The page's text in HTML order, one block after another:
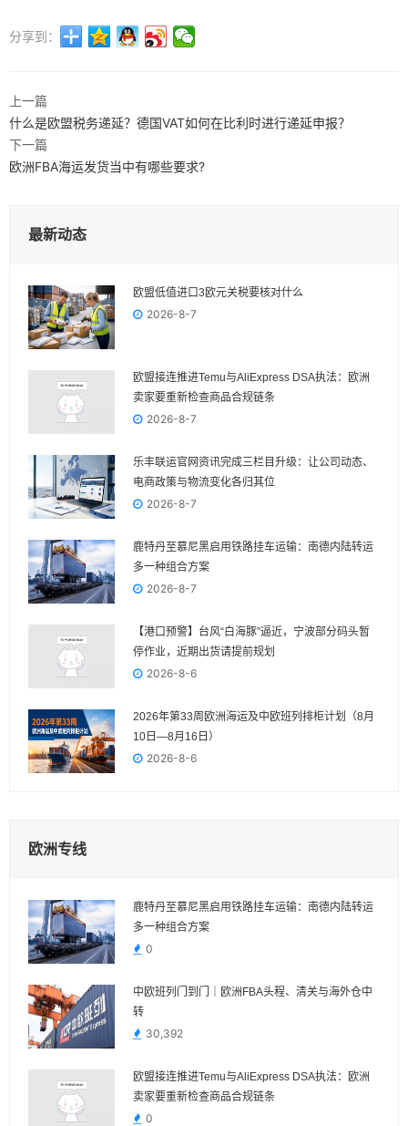
分享到：
上一篇
什么是欧盟税务递延？德国VAT如何在比利时进行递延申报？
下一篇
欧洲FBA海运发货当中有哪些要求?
最新动态
欧盟低值进口3欧元关税要核对什么
2026-8-7
欧盟接连推进Temu与AliExpress DSA执法：欧洲
卖家要重新检查商品合规链条
2026-8-7
乐丰联运官网资讯完成三栏目升级：让公司动态、
电商政策与物流变化各归其位
2026-8-7
鹿特丹至慕尼黑启用铁路挂车运输：南德内陆转运
多一种组合方案
2026-8-7
【港口预警】台风“白海豚”逼近，宁波部分码头暂
停作业，近期出货请提前规划
2026-8-6
2026年第33周欧洲海运及中欧班列排柜计划（8月
10日—8月16日）
2026-8-6
欧洲专线
鹿特丹至慕尼黑启用铁路挂车运输：南德内陆转运
多一种组合方案
0
中欧班列门到门｜欧洲FBA头程、清关与海外仓中
转
30,392
欧盟接连推进Temu与AliExpress DSA执法：欧洲
卖家要重新检查商品合规链条
0